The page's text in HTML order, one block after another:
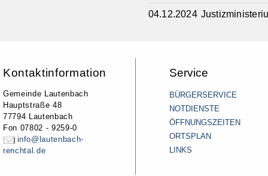
04.12.2024
Kontaktinformation
Gemeinde Lautenbach
Hauptstraße 48
77794 Lautenbach
Fon 07802 - 9259-0
info@lautenbach-
renchtal.de
Service
BÜRGERSERVICE
NOTDIENSTE
ÖFFNUNGSZEITEN
ORTSPLAN
LINKS